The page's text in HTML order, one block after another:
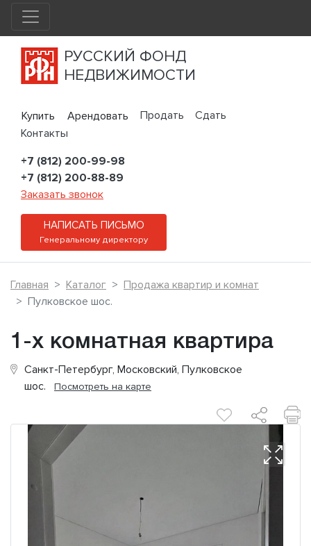
РУССКИЙ ФОНД
НЕДВИЖИМОСТИ
Купить Арендовать Продать
Сдать
Контакты
+7 (812) 200-99-98
+7 (812) 200-88-89
Заказать звонок
НАПИСАТЬ ПИСЬМО
Генеральному директору
Главная Каталог
Продажа квартир и комнат
Пулковское шос.
1-х комнатная квартира
Санкт-Петербург, Московский, Пулковское
шос. Посмотреть на карте